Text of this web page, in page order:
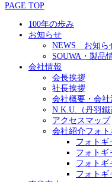
PAGE TOP
100年の歩み
お知らせ
NEWS お知ら
SOUWA・製品
会社情報
会長挨拶
社長挨拶
会社概要・会社
N.K.U.（丹羽鐵
アクセスマップ
会社紹介フォ
フォトギ
フォトギ
フォトギ
フォトギ